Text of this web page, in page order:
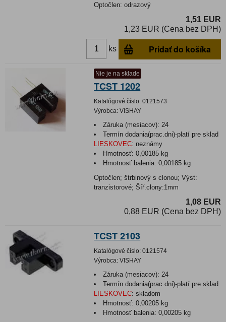
Optočlen: odrazový
1,51 EUR
1,23 EUR (Cena bez DPH)
ks Pridať do košíka
Nie je na sklade
TCST 1202
Katalógové číslo: 0121573
Výrobca: VISHAY
Záruka (mesiacov): 24
Termín dodania(prac.dni)-platí pre sklad
LIESKOVEC: neznámy
Hmotnosť:0,00185 kg
Hmotnosť balenia:0,00185 kg
Optočlen; štrbinový s clonou; Výst:
tranzistorové; Šíř.clony:1mm
1,08 EUR
0,88 EUR (Cena bez DPH)
TCST 2103
Katalógové číslo: 0121574
Výrobca: VISHAY
Záruka (mesiacov): 24
Termín dodania(prac.dni)-platí pre sklad
LIESKOVEC: skladom
Hmotnosť:0,00205 kg
Hmotnosť balenia:0,00205 kg